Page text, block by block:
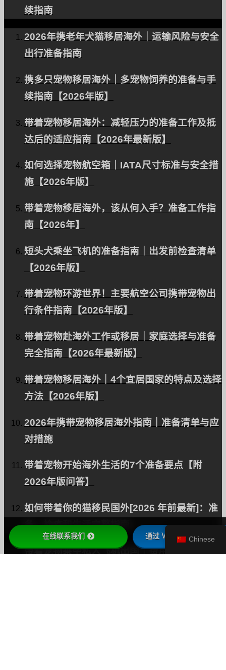
续指南
2026年携老年犬猫移居海外｜运输风险与安全
出行准备指南
携多只宠物移居海外｜多宠物饲养的准备与手
续指南【2026年版】
带着宠物移居海外：减轻压力的准备工作及抵
达后的适应指南【2026年最新版】
如何选择宠物航空箱｜IATA尺寸标准与安全措
施【2026年版】
带着宠物移居海外，该从何入手？准备工作指
南【2026年】
短头犬乘坐飞机的准备指南｜出发前检查清单
【2026年版】
带着宠物环游世界！主要航空公司携带宠物出
行条件指南【2026年版】
带着宠物赴海外工作或移居｜家庭选择与准备
完全指南【2026年最新版】
带着宠物移居海外｜4个宜居国家的特点及选择
方法【2026年版】
2026年携带宠物移居海外指南｜准备清单与应
对措施
带着宠物开始海外生活的7个准备要点【附
2026年版问答】
如何带着你的猫移民国外[2026 年前最新]：准
备、检疫和生活完整指南。
带着宠物乘坐私人飞机出国｜费用考量与检疫
在 Facebook 上
Instagram
RSS
关于 PetAir 日本
客户的评价
宠物国际运输常见问题
寻求联盟伙伴
隐私政策。
国际客户
企业及VIP客户
返回页首
© PetAirJPN
Chinese
在线联系我们 通过 WhatsApp 联系我